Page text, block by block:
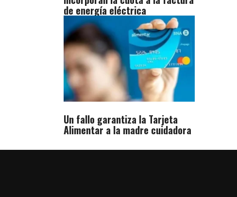
de energía eléctrica
Un fallo garantiza la Tarjeta
Alimentar a la madre cuidadora